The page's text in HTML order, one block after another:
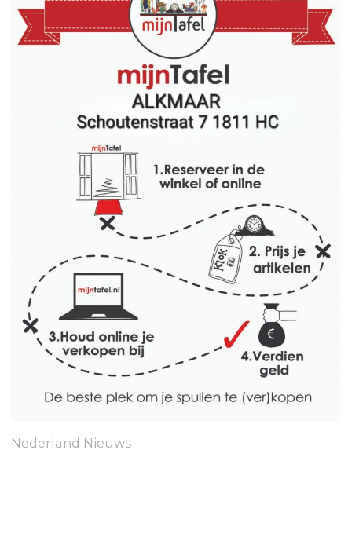
Nederland Nieuws